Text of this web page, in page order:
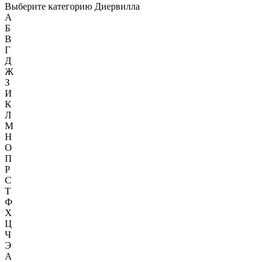
Выберите категорию Диервилла
А
Б
В
Г
Д
Ж
З
И
К
Л
М
Н
О
П
Р
С
Т
Ф
Х
Ц
Ч
Э
А